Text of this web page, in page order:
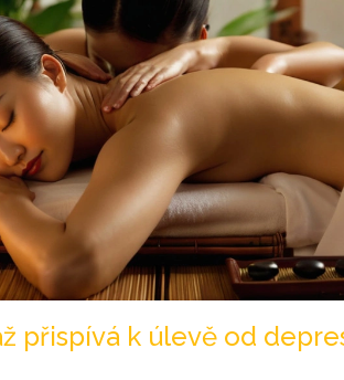
přispívá k úlevě od